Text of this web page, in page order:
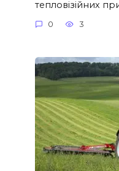
тепловізійних
0 3